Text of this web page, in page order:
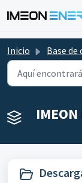
Inicio Base de